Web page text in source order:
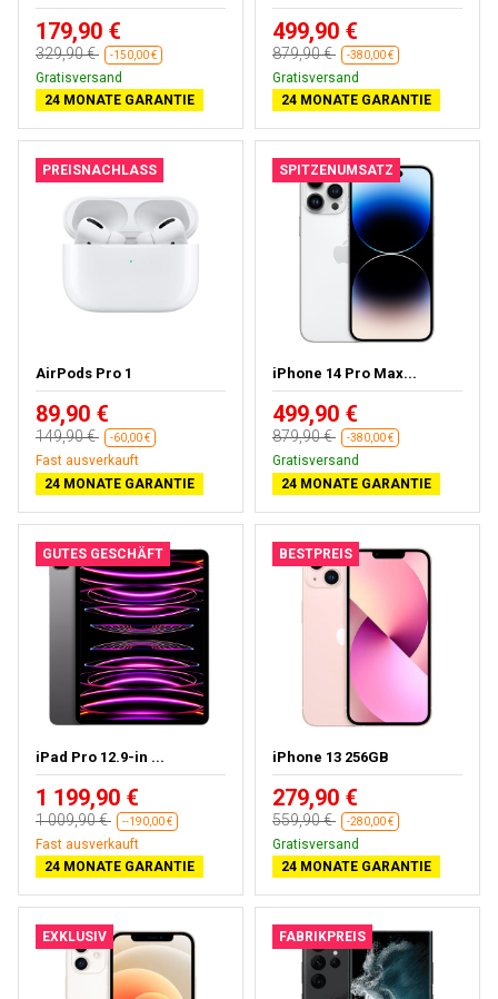
179,90 €
329,90 € -150,00 €
Gratisversand
24 MONATE GARANTIE
499,90 €
879,90 € -380,00 €
Kostenloses Geschenk
24 MONATE GARANTIE
PREISNACHLASS
AirPods Pro 1
89,90 €
149,90 € -60,00 €
Fast ausverkauft
24 MONATE GARANTIE
SPITZENUMSATZ
iPhone 14 Pro Max...
499,90 €
879,90 € -380,00 €
Kostenloses Geschenk
24 MONATE GARANTIE
GUTES GESCHÄFT
iPad Pro 12.9-in ...
1 199,90 €
1 009,90 € --190,00 €
Kostenloses Geschenk
24 MONATE GARANTIE
BESTPREIS
iPhone 13 256GB
279,90 €
559,90 € -280,00 €
Kostenloses Geschenk
24 MONATE GARANTIE
EXKLUSIV FABRIKPREIS